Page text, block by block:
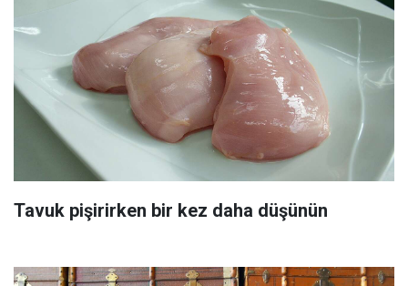
Tavuk pişirirken bir kez daha düşünün